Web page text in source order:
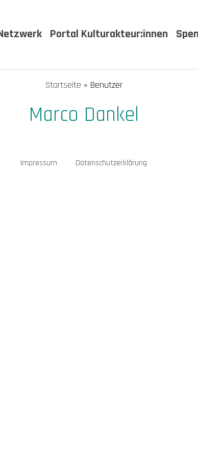
Portal Kulturakteur:innen
Startseite » Benutzer
Marco Dankel
Impressum Datenschutzerklärung